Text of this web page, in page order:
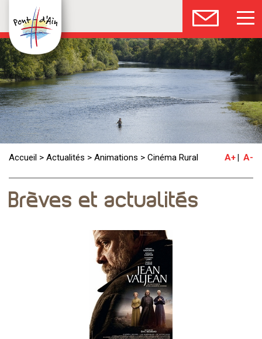
Accueil > Actualités > Animations > Cinéma Rural A+ A-
Brèves et actualités